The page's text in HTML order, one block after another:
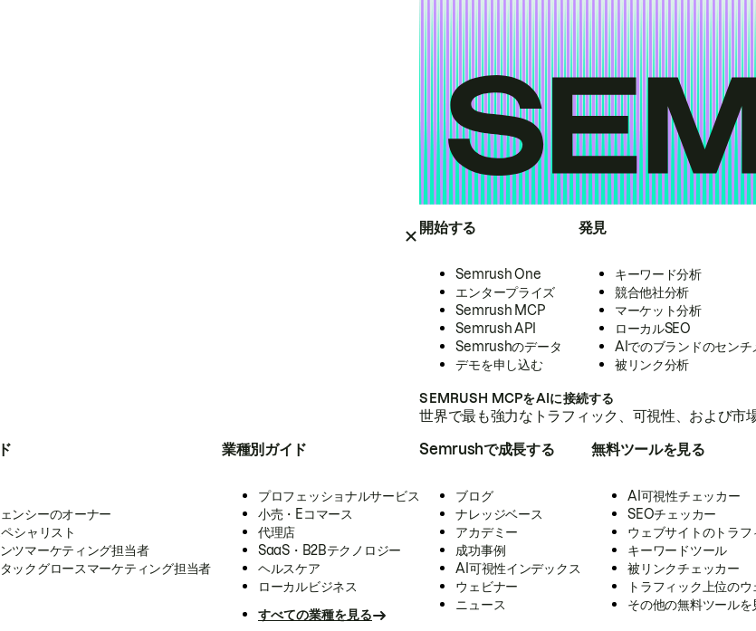
開始する
Semrush One
エンタープライズ
Semrush MCP
Semrush API
Semrushのデータ
デモを申し込む
発見
キーワード分析
競合他社分析
マーケット分析
ローカルSEO
AIでのブランドのセンチ
被リンク分析
SEMRUSH MCPをAIに接続する
世界で最も強力なトラフィック、可視性、および
ンシーのオーナー
シャリスト
ツマーケティング担当者
ックグロースマーケティング担当者
業種別ガイド
プロフェッショナルサービス
小売・Eコマース
代理店
SaaS・B2Bテクノロジー
ヘルスケア
ローカルビジネス
すべての業種を見る
Semrushで成長する
ブログ
ナレッジベース
アカデミー
成功事例
AI可視性インデックス
ウェビナー
ニュース
無料ツールを見る
AI可視性チェッカー
SEOチェッカー
ウェブサイトのトラ
キーワードツール
被リンクチェッカー
トラフィック上位の
その他の無料ツールを